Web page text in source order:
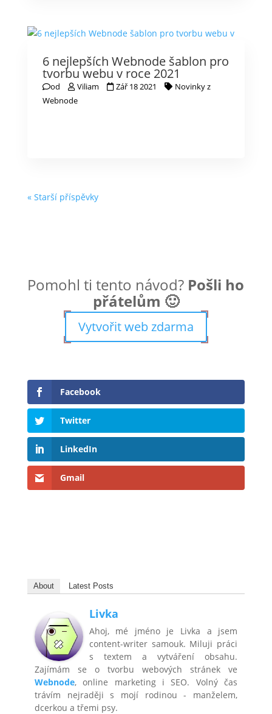
6 nejlepších Webnode šablon pro
tvorbu webu v roce 2021
od Viliam Zář 18 2021
Novinky z
Webnode
« Starší příspěvky
Pomohl ti tento návod? Pošli ho
přátelům 🙂
Vytvořit web zdarma
Facebook
Twitter
LinkedIn
Gmail
About Latest Posts
Livka
Ahoj, mé jméno je Livka a jsem
content-writer samouk. Miluji práci
s textem a vytváření obsahu.
Zajímám se o tvorbu webových stránek ve
Webnode, online marketing i SEO. Volný čas
trávím nejraději s mojí rodinou - manželem,
dcerkou a třemi psy.